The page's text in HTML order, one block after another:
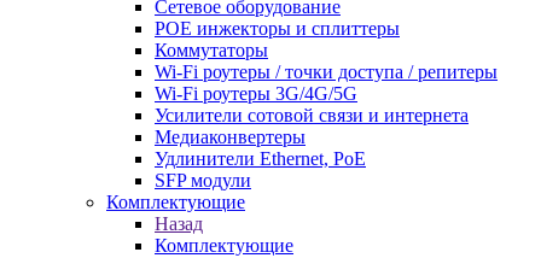
Сетевое оборудование
POE инжекторы и сплиттеры
Коммутаторы
Wi-Fi роутеры / точки доступа / репитеры
Wi-Fi роутеры 3G/4G/5G
Усилители сотовой связи и интернета
Медиаконвертеры
Удлинители Ethernet, PoE
SFP модули
Комплектующие
Назад
Комплектующие